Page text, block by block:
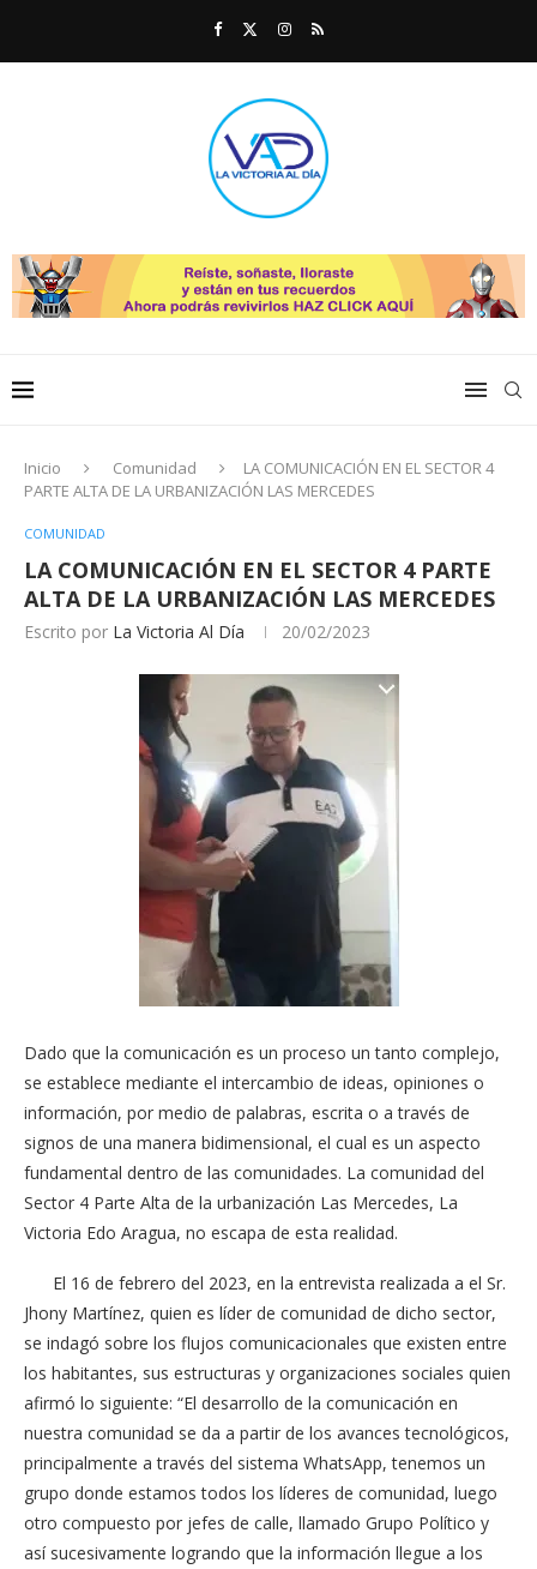
Inicio Comunidad
LA COMUNICACIÓN EN EL SECTOR 4
PARTE ALTA DE LA URBANIZACIÓN LAS MERCEDES
COMUNIDAD
LA COMUNICACIÓN EN EL SECTOR 4 PARTE
ALTA DE LA URBANIZACIÓN LAS MERCEDES
Escrito por La Victoria Al Día 20/02/2023
Dado que la comunicación es un proceso un tanto complejo,
se establece mediante el intercambio de ideas, opiniones o
información, por medio de palabras, escrita o a través de
signos de una manera bidimensional, el cual es un aspecto
fundamental dentro de las comunidades. La comunidad del
Sector 4 Parte Alta de la urbanización Las Mercedes, La
Victoria Edo Aragua, no escapa de esta realidad.
El 16 de febrero del 2023, en la entrevista realizada a el Sr.
Jhony Martínez, quien es líder de comunidad de dicho sector,
se indagó sobre los flujos comunicacionales que existen entre
los habitantes, sus estructuras y organizaciones sociales quien
afirmó lo siguiente: “El desarrollo de la comunicación en
nuestra comunidad se da a partir de los avances tecnológicos,
principalmente a través del sistema WhatsApp, tenemos un
grupo donde estamos todos los líderes de comunidad, luego
otro compuesto por jefes de calle, llamado Grupo Político y
así sucesivamente logrando que la información llegue a los